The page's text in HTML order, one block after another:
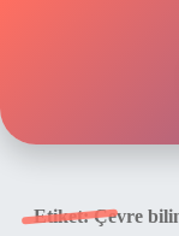
Etiket:Çevre